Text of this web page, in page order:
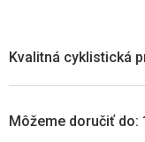
Môžeme doručiť do:
Kvalitná cyklistická